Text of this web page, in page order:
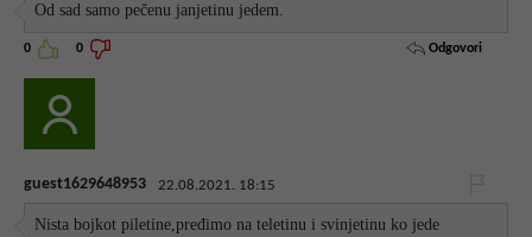
Od sad samo pečenu janjetinu jedem.
0 0 Odgovori
guest1629648953 22.08.2021. 18:15
Nista bojkot piletine,pređimo na teletinu i svinjetinu ko jede